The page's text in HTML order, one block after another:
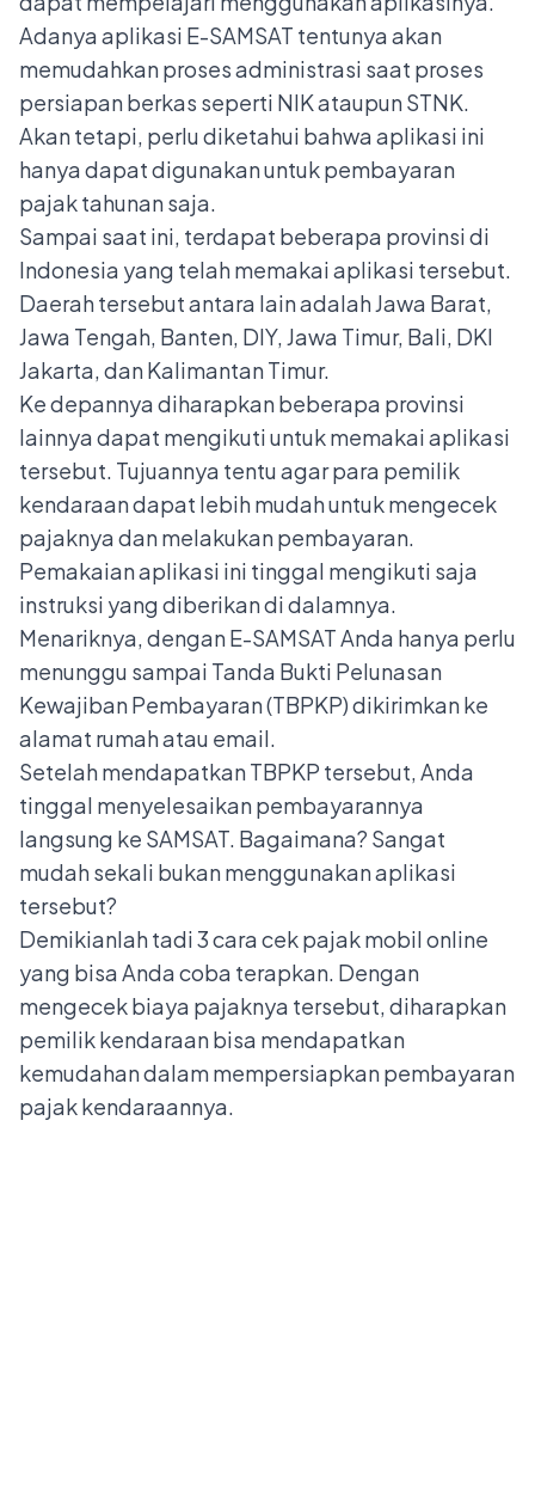
Adanya aplikasi E-SAMSAT tentunya akan
memudahkan proses administrasi saat proses
persiapan berkas seperti NIK ataupunSTNK.
Akan tetapi, perlu diketahui bahwa aplikasi ini
hanya dapat digunakan untuk pembayaran
pajak tahunan saja.
Sampai saat ini, terdapat beberapa provinsi di
Indonesia yang telah memakai aplikasi tersebut.
Daerah tersebut antara lain adalahJawa Barat,
Jawa Tengah, Banten, DIY, Jawa Timur, Bali, DKI
Jakarta, dan Kalimantan Timur.
Ke depannya diharapkan beberapa provinsi
lainnya dapat mengikuti untuk memakai aplikasi
tersebut. Tujuannya tentu agar para pemilik
kendaraan dapat lebih mudah untuk mengecek
pajaknya dan melakukan pembayaran.
Pemakaian aplikasi ini tinggal mengikuti saja
instruksi yang diberikan di dalamnya.
Menariknya, dengan E-SAMSAT Anda hanya perlu
menunggu sampai Tanda Bukti Pelunasan
Kewajiban Pembayaran (TBPKP) dikirimkan ke
alamat rumah atau email.
Setelah mendapatkan TBPKP tersebut, Anda
tinggal menyelesaikan pembayarannya
langsung ke SAMSAT. Bagaimana? Sangat
mudah sekali bukan menggunakan aplikasi
tersebut?
Demikianlah tadi 3 cara cek pajak mobil online
yang bisa Anda coba terapkan. Dengan
mengecek biaya pajaknya tersebut, diharapkan
pemilik kendaraan bisa mendapatkan
kemudahan dalam mempersiapkan pembayaran
pajak kendaraannya.